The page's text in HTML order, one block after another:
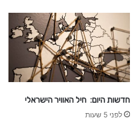
חדשות היום: חיל האוויר הישראלי
לפני 5 שעות